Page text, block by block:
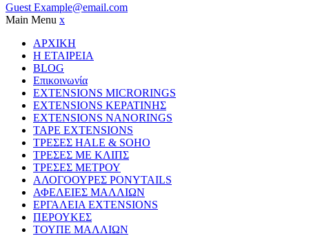
Guest Example@email.com
Main Menu x
ΑΡΧΙΚΗ
Η ΕΤΑΙΡΕΙΑ
BLOG
Επικοινωνία
EXTENSIONS MICRORINGS
EXTENSIONS ΚΕΡΑΤΙΝΗΣ
EXTENSIONS NANORINGS
TAPE EXTENSIONS
ΤΡΕΣΕΣ HALE & SOHO
ΤΡΕΣΕΣ ΜΕ ΚΛΙΠΣ
ΤΡΕΣΕΣ ΜΕΤΡΟΥ
ΑΛΟΓΟΟΥΡΕΣ PONYTAILS
ΑΦΕΛΕΙΕΣ ΜΑΛΛΙΩΝ
ΕΡΓΑΛΕΙΑ EXTENSIONS
ΠΕΡΟΥΚΕΣ
ΤΟΥΠΕ ΜΑΛΛΙΩΝ